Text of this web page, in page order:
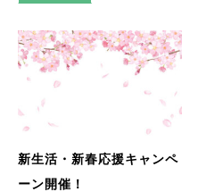
新生活・新春応援キャンペ
ーン開催！